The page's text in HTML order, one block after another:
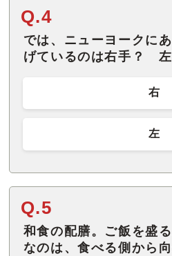
Q.4
では、ニューヨークに
げているのは右手？ 左
右
左
Q.5
和食の配膳。ご飯を盛
なのは、食べる側から